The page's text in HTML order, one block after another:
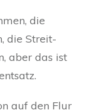
die
die Streit-
aber das ist
auf den Flur